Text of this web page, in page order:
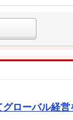
ローバル経